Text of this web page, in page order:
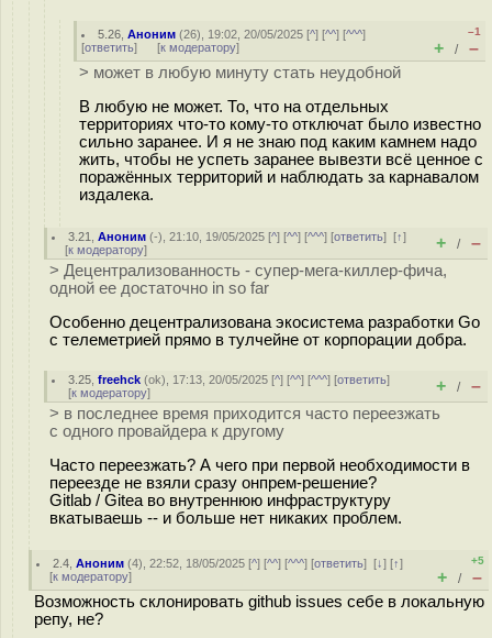
5.26 ,Аноним (26), 19:02, 20/05/2025 [^] [^^] [^^^]
[ответить] [к модератору]
–1
+ / –
> может в любую минуту стать неудобной
В любую не может. То, что на отдельных
территориях что-то кому-то отключат было известно
сильно заранее. И я не знаю под каким камнем надо
жить, чтобы не успеть заранее вывезти всё ценное с
поражённых территорий и наблюдать за карнавалом
издалека.
3.21 ,Аноним (-), 21:10, 19/05/2025 [^] [^^] [^^^] [ответить][↑]
[к модератору] + / –
> Децентрализованность - супер-мега-киллер-фича,
одной ее достаточно in so far
Особенно децентрализована экосистема разработки Go
с телеметрией прямо в тулчейне от корпорации добра.
3.25 ,freehck (ok), 17:13, 20/05/2025 [^] [^^] [^^^] [ответить]
[к модератору] + / –
> в последнее время приходится часто переезжать
с одного провайдера к другому
Часто переезжать? А чего при первой необходимости в
переезде не взяли сразу онпрем-решение?
Gitlab / Gitea во внутреннюю инфраструктуру
вкатываешь -- и больше нет никаких проблем.
2.4 ,Аноним (4), 22:52, 18/05/2025 [^] [^^] [^^^] [ответить][↓] [↑]
[к модератору]
+5
+ / –
Возможность склонировать github issues себе в локальную
репу, не?